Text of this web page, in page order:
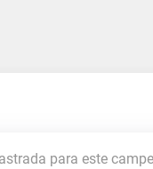
para este